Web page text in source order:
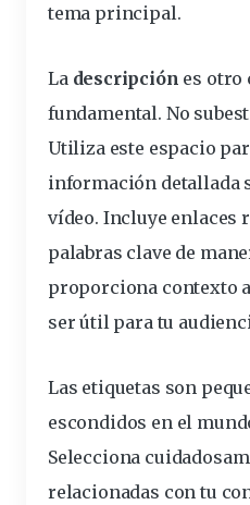
tema principal.
La descripción es otro
fundamental. No
Utiliza este espacio
información detallada
vídeo. Incluye enlaces
palabras clave de
proporciona contexto
ser útil para tu
Las etiquetas son
escondidos en el
Selecciona
relacionadas con tu